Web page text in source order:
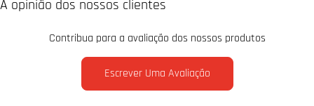
A opinião dos nossos clientes
Contribua para a avaliação dos nossos produtos
Escrever Uma Avaliação